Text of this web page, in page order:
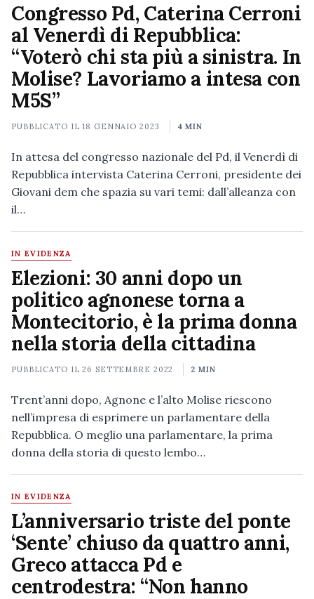
Congresso Pd, Caterina Cerroni
al Venerdì di Repubblica:
“Voterò chi sta più a sinistra. In
Molise? Lavoriamo a intesa con
M5S”
PUBBLICATO IL18 GENNAIO 2023 4 MIN
In attesa del congresso nazionale del Pd, il Venerdì di
Repubblica intervista Caterina Cerroni, presidente dei
Giovani dem che spazia su vari temi: dall’alleanza con
il…
IN EVIDENZA
Elezioni: 30 anni dopo un
politico agnonese torna a
Montecitorio, è la prima donna
nella storia della cittadina
PUBBLICATO IL26 SETTEMBRE 2022 2 MIN
Trent’anni dopo, Agnone e l’alto Molise riescono
nell’impresa di esprimere un parlamentare della
Repubblica. O meglio una parlamentare, la prima
donna della storia di questo lembo…
IN EVIDENZA
L’anniversario triste del ponte
‘Sente’ chiuso da quattro anni,
Greco attacca Pd e
centrodestra: “Non hanno